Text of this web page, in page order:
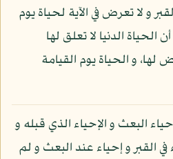
القبر و لا تعرض في الآية لحياة يوم
الحياة الدنيا لا تعلق لها
و الحياة يوم القيامة
البعث و الإحياء الذي قبله و
القبر و إحياء عند البعث و لم